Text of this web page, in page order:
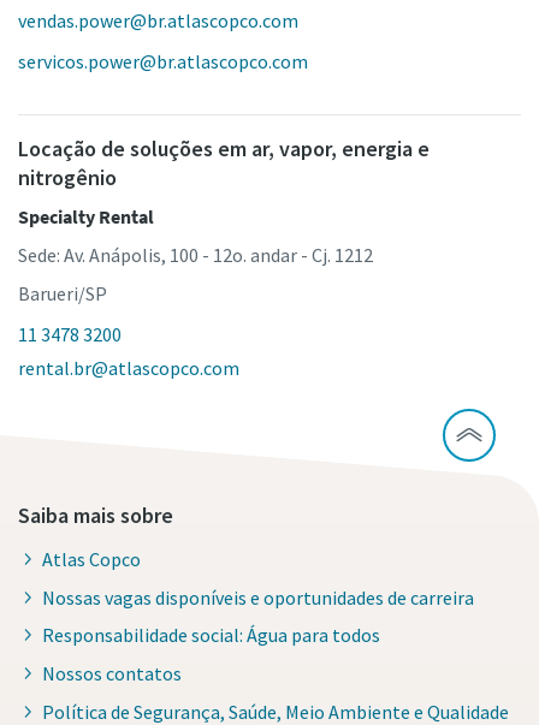
vendas.power@br.atlascopco.com
servicos.power@br.atlascopco.com
Locação de soluções em ar, vapor, energia e
nitrogênio
Specialty Rental
Sede: Av. Anápolis, 100 - 12o. andar - Cj. 1212
Barueri/SP
11 3478 3200
rental.br@atlascopco.com
Saiba mais sobre
Atlas Copco
Nossas vagas disponíveis e oportunidades de carreira
Responsabilidade social: Água para todos
Nossos contatos
Política de Segurança, Saúde, Meio Ambiente e Qualidade